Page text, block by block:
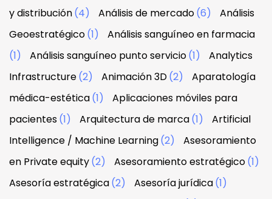
y distribución(4) Análisis de mercado(6)
Análisis
Geoestratégico(1)
Análisis sanguíneo en farmacia
(1)
Análisis sanguíneo punto servicio(1)
Analytics
Infrastructure(2) Animación 3D(2)
Aparatología
médica-estética(1)
Aplicaciones móviles para
pacientes(1) Arquitectura de marca(1)
Artificial
Intelligence / Machine Learning(2)
Asesoramiento
en Private equity(2) Asesoramiento estratégico(1)
Asesoría estratégica(2) Asesoría jurídica(1)